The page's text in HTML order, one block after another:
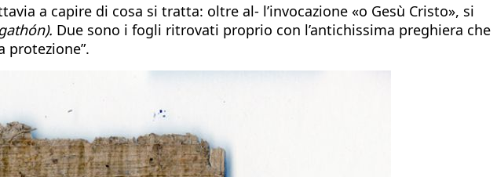
a capire di cosa si tratta: oltre al- l’invocazione «o Gesù Cristo», si
Due sono i fogli ritrovati proprio con l’antichissima preghiera che
protezione”.